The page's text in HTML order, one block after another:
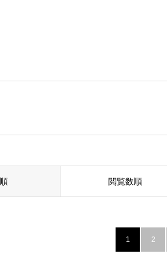
閲覧数順
1 2